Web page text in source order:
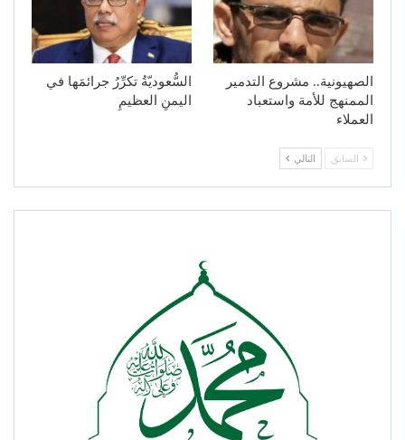
الصهيونية.. مشروع التدمير
الممنهج للأمة واستعباد
العملاء
السُّعوديّةُ تكرِّرُ جرائمَها في
اليمنِ العظيمِ
السابق التالي